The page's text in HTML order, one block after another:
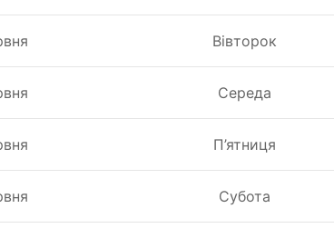
Вівторок
Середа
П’ятниця
Субота